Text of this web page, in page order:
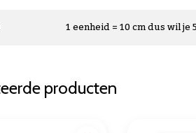
1 eenheid = 10 cm dus wil
producten